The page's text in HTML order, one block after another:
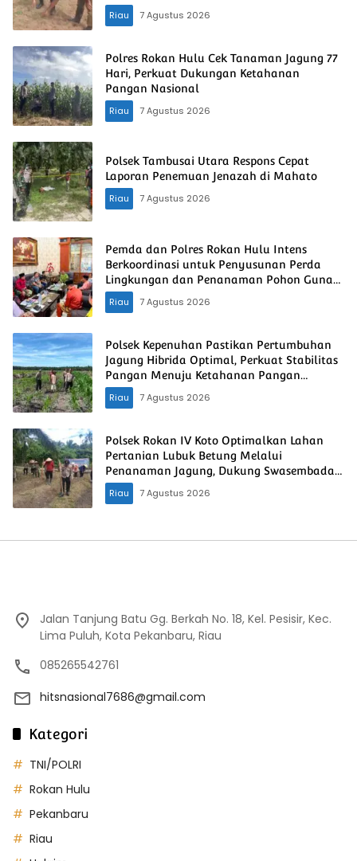
Pangan Nasional
Riau 7 Agustus 2026
Polres Rokan Hulu Cek Tanaman Jagung 77
Hari, Perkuat Dukungan Ketahanan
Pangan Nasional
Riau
7 Agustus 2026
Polsek Tambusai Utara Respons Cepat
Laporan Penemuan Jenazah di Mahato
Riau
7 Agustus 2026
Pemda dan Polres Rokan Hulu Intens
Berkoordinasi untuk Penyusunan Perda
Lingkungan dan Penanaman Pohon Guna
Mendukung Program Green Policing
Riau 7 Agustus 2026
Polsek Kepenuhan Pastikan Pertumbuhan
Jagung Hibrida Optimal, Perkuat Stabilitas
Pangan Menuju Ketahanan Pangan
Nasional
Riau 7 Agustus 2026
Polsek Rokan IV Koto Optimalkan Lahan
Pertanian Lubuk Betung Melalui
Penanaman Jagung, Dukung Swasembada
Pangan Nasional
Riau 7 Agustus 2026
Jalan Tanjung Batu Gg. Berkah No. 18, Kel. Pesisir, Kec.
Lima Puluh, Kota Pekanbaru, Riau
085265542761
hitsnasional7686@gmail.com
Kategori
TNI/POLRI
Rokan Hulu
Pekanbaru
Riau